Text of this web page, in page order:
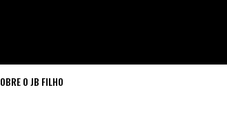
O JB FILHO